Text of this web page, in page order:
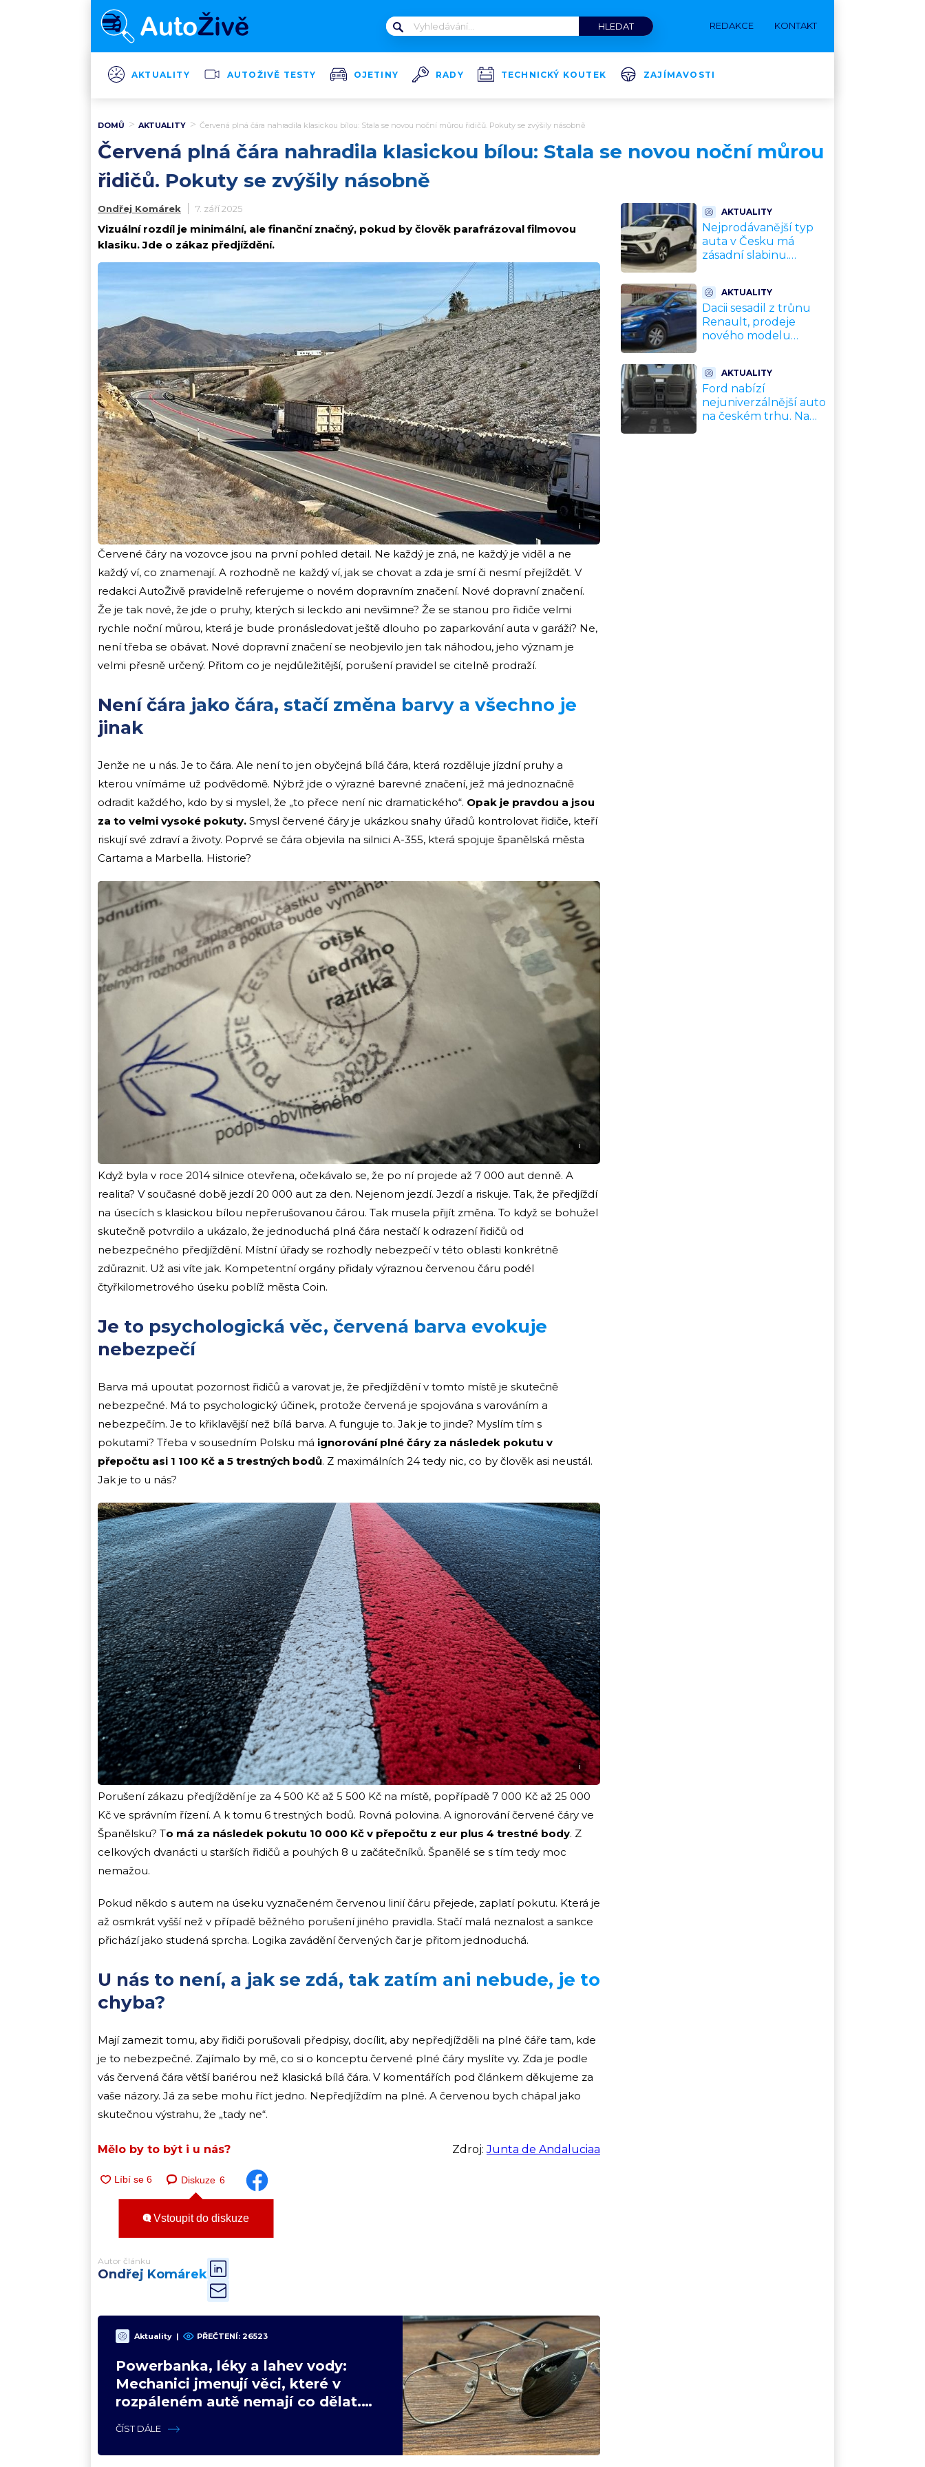
REDAKCE KONTAKT
AKTUALITY AUTOŽIVĚ TESTY OJETINY RADY TECHNICKÝ KOUTEK ZAJÍMAVOSTI
DOMŮ AKTUALITY Červená plná čára nahradila klasickou bílou: Stala se novou noční můrou řidičů. Pokuty se zvýšily násobně
Červená plná čára nahradila klasickou bílou: Stala se novou noční můrou
řidičů. Pokuty se zvýšily násobně
Ondřej Komárek 7. září 2025
Vizuální rozdíl je minimální, ale finanční značný, pokud by člověk parafrázoval filmovou
klasiku. Jde o zákaz předjíždění.
i
Červené čáry na vozovce jsou na první pohled detail. Ne každý je zná, ne každý je viděl a ne
každý ví, co znamenají. A rozhodně ne každý ví, jak se chovat a zda je smí či nesmí přejíždět. V
redakci AutoŽivě pravidelně referujeme o novém dopravním značení. Nové dopravní značení.
Že je tak nové, že jde o pruhy, kterých si leckdo ani nevšimne? Že se stanou pro řidiče velmi
rychle noční můrou, která je bude pronásledovat ještě dlouho po zaparkování auta v garáži? Ne,
není třeba se obávat. Nové dopravní značení se neobjevilo jen tak náhodou, jeho význam je
velmi přesně určený. Přitom co je nejdůležitější, porušení pravidel se citelně prodraží.
Není čára jako čára, stačí změna barvy a všechno je
jinak
Jenže ne u nás. Je to čára. Ale není to jen obyčejná bílá čára, která rozděluje jízdní pruhy a
kterou vnímáme už podvědomě. Nýbrž jde o výrazné barevné značení, jež má jednoznačně
odradit každého, kdo by si myslel, že „to přece není nic dramatického“. Opak je pravdou a jsou
za to velmi vysoké pokuty. Smysl červené čáry je ukázkou snahy úřadů kontrolovat řidiče, kteří
riskují své zdraví a životy. Poprvé se čára objevila na silnici A-355, která spojuje španělská města
Cartama a Marbella. Historie?
i
Když byla v roce 2014 silnice otevřena, očekávalo se, že po ní projede až 7 000 aut denně. A
realita? V současné době jezdí 20 000 aut za den. Nejenom jezdí. Jezdí a riskuje. Tak, že předjíždí
na úsecích s klasickou bílou nepřerušovanou čárou. Tak musela přijít změna. To když se bohužel
skutečně potvrdilo a ukázalo, že jednoduchá plná čára nestačí k odrazení řidičů od
nebezpečného předjíždění. Místní úřady se rozhodly nebezpečí v této oblasti konkrétně
zdůraznit. Už asi víte jak. Kompetentní orgány přidaly výraznou červenou čáru podél
čtyřkilometrového úseku poblíž města Coin.
Je to psychologická věc, červená barva evokuje
nebezpečí
Barva má upoutat pozornost řidičů a varovat je, že předjíždění v tomto místě je skutečně
nebezpečné. Má to psychologický účinek, protože červená je spojována s varováním a
nebezpečím. Je to křiklavější než bílá barva. A funguje to. Jak je to jinde? Myslím tím s
pokutami? Třeba v sousedním Polsku má ignorování plné čáry za následek pokutu v
přepočtu asi 1 100 Kč a 5 trestných bodů. Z maximálních 24 tedy nic, co by člověk asi neustál.
Jak je to u nás?
i
Porušení zákazu předjíždění je za 4 500 Kč až 5 500 Kč na místě, popřípadě 7 000 Kč až 25 000
Kč ve správním řízení. A k tomu 6 trestných bodů. Rovná polovina. A ignorování červené čáry ve
Španělsku? To má za následek pokutu 10 000 Kč v přepočtu z eur plus 4 trestné body. Z
celkových dvanácti u starších řidičů a pouhých 8 u začátečníků. Španělé se s tím tedy moc
nemažou.
Pokud někdo s autem na úseku vyznačeném červenou linií čáru přejede, zaplatí pokutu. Která je
až osmkrát vyšší než v případě běžného porušení jiného pravidla. Stačí malá neznalost a sankce
přichází jako studená sprcha. Logika zavádění červených čar je přitom jednoduchá.
U nás to není, a jak se zdá, tak zatím ani nebude, je to
chyba?
Mají zamezit tomu, aby řidiči porušovali předpisy, docílit, aby nepředjížděli na plné čáře tam, kde
je to nebezpečné. Zajímalo by mě, co si o konceptu červené plné čáry myslíte vy. Zda je podle
vás červená čára větší bariérou než klasická bílá čára. V komentářích pod článkem děkujeme za
vaše názory. Já za sebe mohu říct jedno. Nepředjíždím na plné. A červenou bych chápal jako
skutečnou výstrahu, že „tady ne“.
Mělo by to být i u nás? Zdroj:Junta de Andaluciaa
Diskuze 6
Vstoupit do diskuze
Autor článku
Ondřej Komárek
Aktuality | PŘEČTENÍ: 26523
Powerbanka, léky a lahev vody:
Mechanici jmenují věci, které v
rozpáleném autě nemají co dělat.
Hrozí i požár
ČÍST DÁLE
AKTUALITY
Nejprodávanější typ
auta v Česku má
zásadní slabinu.
být nejsilnější
AKTUALITY
Dacii sesadil z trůnu
Renault, prodeje
nového modelu
jedou svojí pohádku
AKTUALITY
Ford nabízí
nejuniverzálnější auto
na českém trhu. Na